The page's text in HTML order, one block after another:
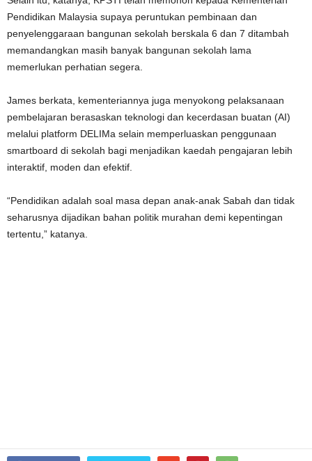
Pendidikan Malaysia supaya peruntukan pembinaan dan
penyelenggaraan bangunan sekolah berskala 6 dan 7 ditambah
memandangkan masih banyak bangunan sekolah lama
memerlukan perhatian segera.
James berkata, kementeriannya juga menyokong pelaksanaan
pembelajaran berasaskan teknologi dan kecerdasan buatan (AI)
melalui platform DELIMa selain memperluaskan penggunaan
smartboard di sekolah bagi menjadikan kaedah pengajaran lebih
interaktif, moden dan efektif.
“Pendidikan adalah soal masa depan anak-anak Sabah dan tidak
seharusnya dijadikan bahan politik murahan demi kepentingan
tertentu,” katanya.